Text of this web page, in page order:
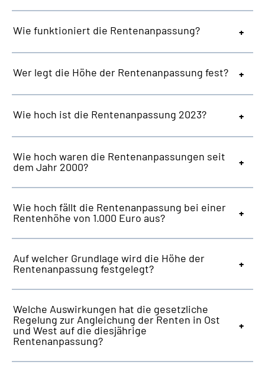
Wie funktioniert die Rentenanpassung?
Wer legt die Höhe der Rentenanpassung fest?
Wie hoch ist die Rentenanpassung 2023?
Wie hoch waren die Rentenanpassungen seit
dem Jahr 2000?
Wie hoch fällt die Rentenanpassung bei einer
Rentenhöhe von 1.000 Euro aus?
Auf welcher Grundlage wird die Höhe der
Rentenanpassung festgelegt?
Welche Auswirkungen hat die gesetzliche
Regelung zur Angleichung der Renten in Ost
und West auf die diesjährige
Rentenanpassung?